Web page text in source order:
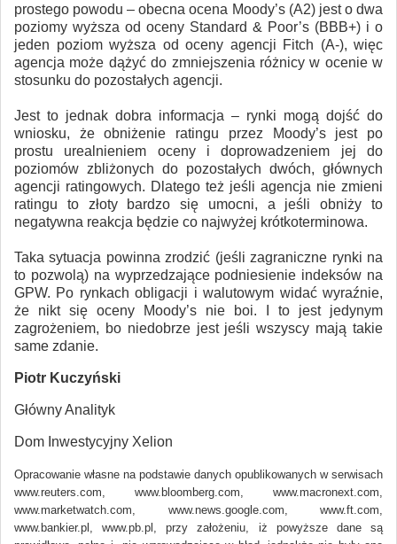
prostego powodu – obecna ocena Moody’s (A2) jest o dwa
poziomy wyższa od oceny Standard & Poor’s (BBB+) i o
jeden poziom wyższa od oceny agencji Fitch (A-), więc
agencja może dążyć do zmniejszenia różnicy w ocenie w
stosunku do pozostałych agencji.
Jest to jednak dobra informacja – rynki mogą dojść do
wniosku, że obniżenie ratingu przez Moody’s jest po
prostu urealnieniem oceny i doprowadzeniem jej do
poziomów zbliżonych do pozostałych dwóch, głównych
agencji ratingowych. Dlatego też jeśli agencja nie zmieni
ratingu to złoty bardzo się umocni, a jeśli obniży to
negatywna reakcja będzie co najwyżej krótkoterminowa.
Taka sytuacja powinna zrodzić (jeśli zagraniczne rynki na
to pozwolą) na wyprzedzające podniesienie indeksów na
GPW. Po rynkach obligacji i walutowym widać wyraźnie,
że nikt się oceny Moody’s nie boi. I to jest jedynym
zagrożeniem, bo niedobrze jest jeśli wszyscy mają takie
same zdanie.
Piotr Kuczyński
Główny Analityk
Dom Inwestycyjny Xelion
Opracowanie własne na podstawie danych opublikowanych w serwisach
www.reuters.com, www.bloomberg.com, www.macronext.com,
www.marketwatch.com, www.news.google.com, www.ft.com,
www.bankier.pl, www.pb.pl, przy założeniu, iż powyższe dane są